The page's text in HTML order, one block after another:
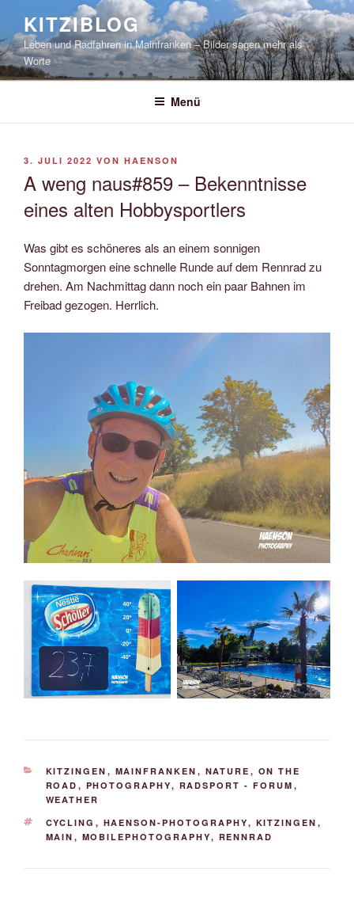
springen
KITZIBLOG
Leben und Radfahren in Mainfranken – Bilder sagen mehr als
Worte
Menü
VERÖFFENTLICHT
3. JULI 2022 VON HAENSON
A weng naus#859 – Bekenntnisse
eines alten Hobbysportlers
Was gibt es schöneres als an einem sonnigen
Sonntagmorgen eine schnelle Runde auf dem Rennrad zu
drehen. Am Nachmittag dann noch ein paar Bahnen im
Freibad gezogen. Herrlich.
KATEGORIEN
KITZINGEN , MAINFRANKEN , NATURE , ON THE
ROAD , PHOTOGRAPHY, RADSPORT - FORUM ,
WEATHER
SCHLAGWÖRTER
CYCLING , HAENSON-PHOTOGRAPHY, KITZINGEN ,
MAIN , MOBILEPHOTOGRAPHY, RENNRAD